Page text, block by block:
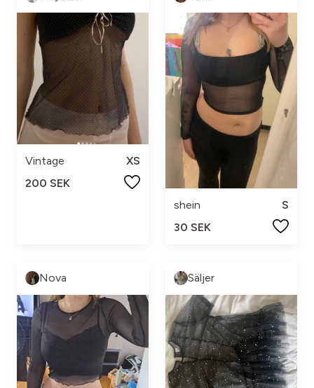
Vintage
XS
200 SEK
shein
S
30 SEK
Nova Säljer